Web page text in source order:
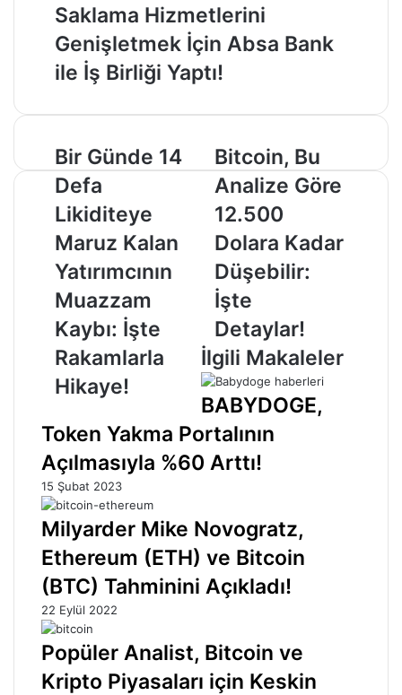
Saklama Hizmetlerini
Genişletmek İçin Absa Bank
ile İş Birliği Yaptı!
Bir
Günde
14
Defa
Likiditeye
Maruz
Kalan
Yatırımcının
Muazzam
Kaybı:
İşte
Rakamlarla
Hikaye!
Bir Günde 14
Defa
Likiditeye
Maruz Kalan
Yatırımcının
Muazzam
Kaybı: İşte
Rakamlarla
Hikaye!
Bitcoin,
Bu
Analize
Göre
12.500
Dolara
Kadar
Düşebilir:
İşte
Detaylar!
Bitcoin, Bu
Analize Göre
12.500
Dolara Kadar
Düşebilir:
İşte
Detaylar!
İlgili Makaleler
BABYDOGE,
Token Yakma Portalının
Açılmasıyla %60 Arttı!
15 Şubat 2023
Milyarder Mike Novogratz,
Ethereum (ETH) ve Bitcoin
(BTC) Tahminini Açıkladı!
22 Eylül 2022
Popüler Analist, Bitcoin ve
Kripto Piyasaları için Keskin